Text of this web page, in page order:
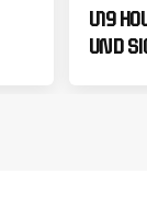
U19
UND